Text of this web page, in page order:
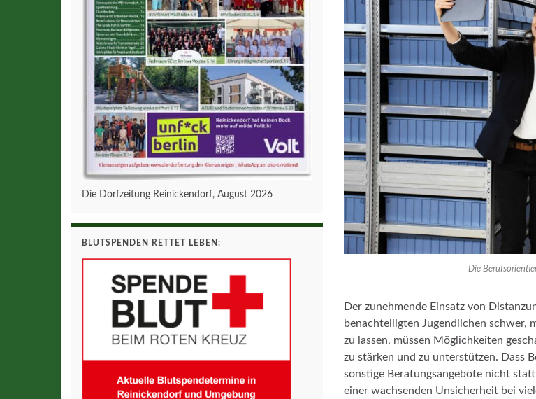
Die
Der zunehmende Einsatz von
benachteiligten Jugendlichen schwer,
zu lassen, müssen Möglichkeiten
zu stärken und zu unterstützen. Dass
sonstige Beratungsangebote nicht
einer wachsenden Unsicherheit bei
Die Dorfzeitung Reinickendorf, August 2026
BLUTSPENDEN RETTET LEBEN: